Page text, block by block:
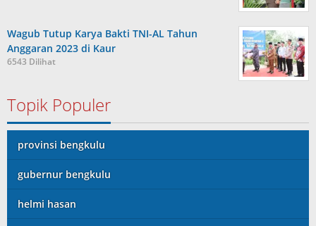
Wagub Tutup Karya Bakti TNI-AL Tahun
Anggaran 2023 di Kaur
6543 Dilihat
Topik Populer
provinsi bengkulu
gubernur bengkulu
helmi hasan